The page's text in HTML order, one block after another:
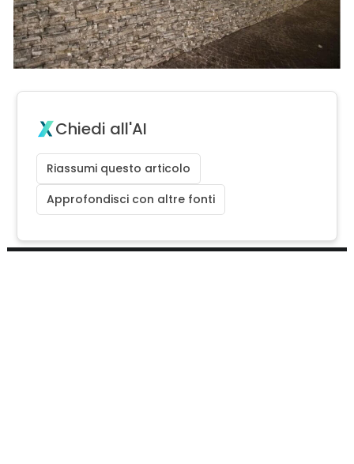
Chiedi all'AI
Riassumi questo articolo
Approfondisci con altre fonti